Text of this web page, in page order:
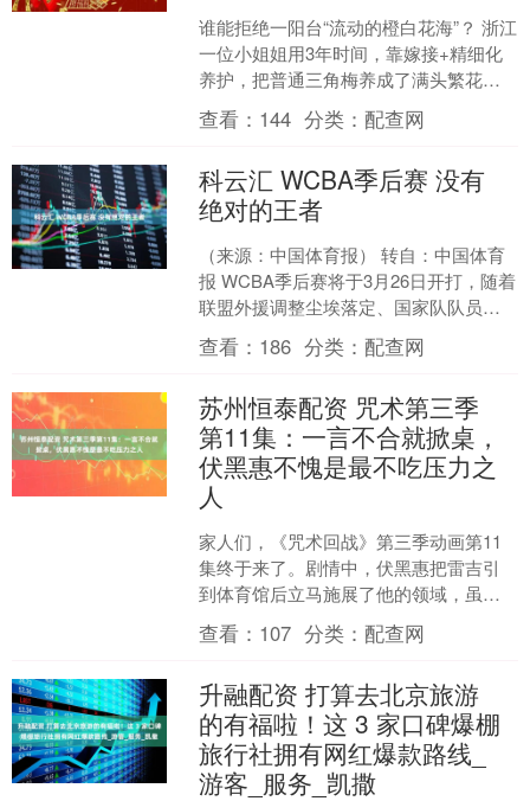
谁能拒绝一阳台“流动的橙白花海”？ 浙江
一位小姐姐用3年时间，靠嫁接+精细化
养护，把普通三角梅养成了满头繁花
的“金心橙白”大花树，阳光洒下时，橙粉
与奶白花瓣层层....
查看： 144 分类：配查网
科云汇 WCBA季后赛 没有
绝对的王者
（来源：中国体育报） 转自：中国体育
报 WCBA季后赛将于3月26日开打，随着
联盟外援调整尘埃落定、国家队队员各
自回归，队伍面临重新洗牌，季后赛竞
争格局将重塑。....
查看： 186 分类：配查网
苏州恒泰配资 咒术第三季
第11集：一言不合就掀桌，
伏黑惠不愧是最不吃压力之
人
家人们，《咒术回战》第三季动画第11
集终于来了。剧情中，伏黑惠把雷吉引
到体育馆后立马施展了他的领域，虽然
伏黑惠的领域还没彻底完成，但体育馆
的封闭效果完美帮他补足....
查看： 107 分类：配查网
升融配资 打算去北京旅游
的有福啦！这 3 家口碑爆棚
旅行社拥有网红爆款路线_
游客_服务_凯撒